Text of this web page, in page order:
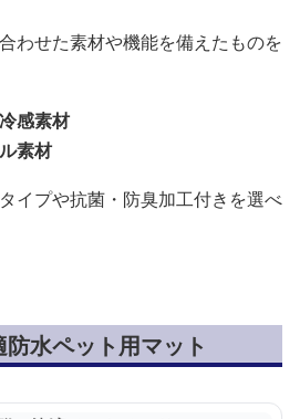
わせた素材や機能を備えたものを
感素材
素材
イプや抗菌・防臭加工付きを選べ
水ペット用マット